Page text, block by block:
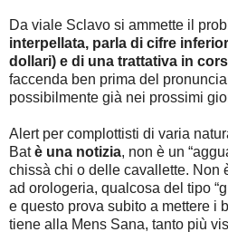
Da viale Sclavo si ammette il
interpellata, parla di cifre
dollari) e di una trattativa in
faccenda ben prima del
possibilmente già nei prossimi
Alert per complottisti di varia
Batè una notizia, non è un
chissà chi o delle cavallette. Non
ad orologeria, qualcosa del tipo
e questo prova subito a mettere i
tiene alla Mens Sana, tanto più